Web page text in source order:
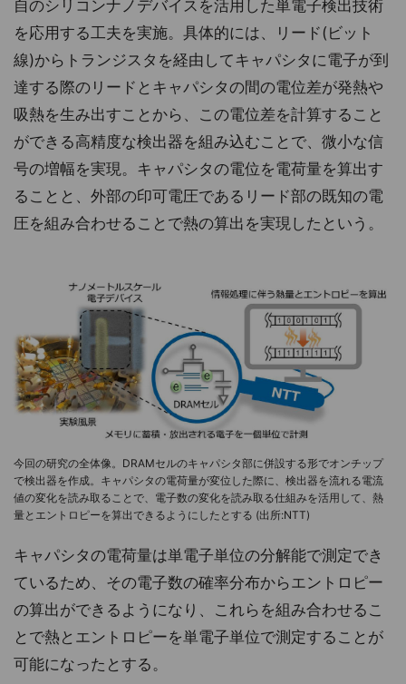
自のシリコンナノデバイスを活用した単電子検出技術
を応用する工夫を実施。具体的には、リード(ビット
線)からトランジスタを経由してキャパシタに電子が到
達する際のリードとキャパシタの間の電位差が発熱や
吸熱を生み出すことから、この電位差を計算すること
ができる高精度な検出器を組み込むことで、微小な信
号の増幅を実現。キャパシタの電位を電荷量を算出す
ることと、外部の印可電圧であるリード部の既知の電
圧を組み合わせることで熱の算出を実現したという。
今回の研究の全体像。DRAMセルのキャパシタ部に併設する形でオンチップ
で検出器を作成。キャパシタの電荷量が変位した際に、検出器を流れる電流
値の変化を読み取ることで、電子数の変化を読み取る仕組みを活用して、熱
量とエントロピーを算出できるようにしたとする (出所:NTT)
キャパシタの電荷量は単電子単位の分解能で測定でき
ているため、その電子数の確率分布からエントロピー
の算出ができるようになり、これらを組み合わせるこ
とで熱とエントロピーを単電子単位で測定することが
可能になったとする。